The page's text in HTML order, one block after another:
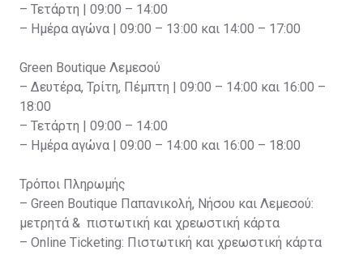
– Τετάρτη | 09:00 – 14:00
– Ημέρα αγώνα | 09:00 – 13:00 και 14:00 – 17:00
Green Boutique Λεμεσού
– Δευτέρα, Τρίτη, Πέμπτη | 09:00 – 14:00 και 16:00 –
18:00
– Τετάρτη | 09:00 – 14:00
– Ημέρα αγώνα | 09:00 – 14:00 και 16:00 – 18:00
Τρόποι Πληρωμής
– Green Boutique Παπανικολή, Νήσου και Λεμεσού:
μετρητά & πιστωτική και χρεωστική κάρτα
– Online Ticketing: Πιστωτική και χρεωστική κάρτα